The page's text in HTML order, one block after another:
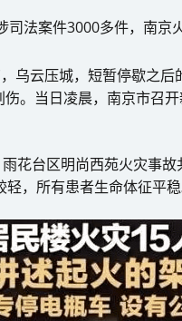
司法案件3000多件，南京
乌云压城，短暂停歇之
。当日凌晨，南京市召
花台区明尚西苑火灾事
，所有患者生命体征平稳